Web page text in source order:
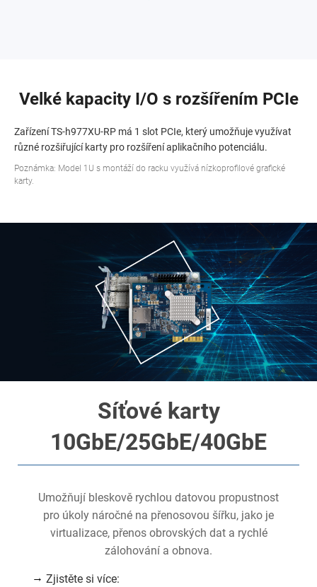
Velké kapacity I/O s rozšířením PCIe
Zařízení TS-h977XU-RP má 1 slot PCIe, který umožňuje využívat
různé rozšiřující karty pro rozšíření aplikačního potenciálu.
Poznámka: Model 1U s montáží do racku využívá nízkoprofilové grafické
karty.
Síťové karty
10GbE/25GbE/40GbE
Umožňují bleskově rychlou datovou propustnost
pro úkoly náročné na přenosovou šířku, jako je
virtualizace, přenos obrovských dat a rychlé
zálohování a obnova.
Zjistěte si více: